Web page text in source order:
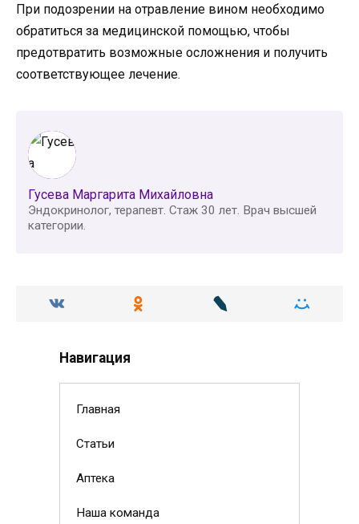
При подозрении на отравление вином необходимо
обратиться за медицинской помощью, чтобы
предотвратить возможные осложнения и получить
соответствующее лечение.
Гусева Маргарита Михайловна
Эндокринолог, терапевт. Стаж 30 лет. Врач высшей
категории.
Навигация
Главная
Статьи
Аптека
Наша команда